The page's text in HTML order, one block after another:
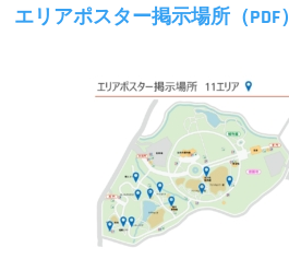
エリアポスター掲示場所（PDF）